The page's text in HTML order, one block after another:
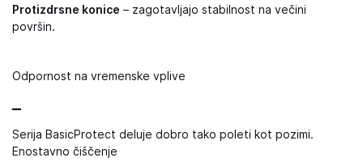
Protizdrsne konice – zagotavljajo stabilnost na večini
površin.
Odpornost na vremenske vplive
–
Serija BasicProtect deluje dobro tako poleti kot pozimi.
Enostavno čiščenje